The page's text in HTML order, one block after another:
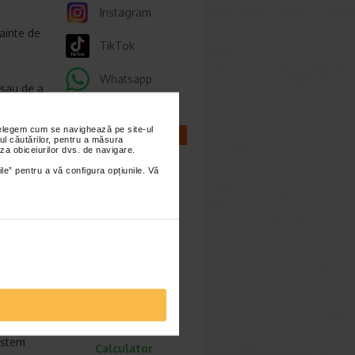
cum se navighează pe site-ul
căutărilor, pentru a măsura
obiceiurilor dvs. de navigare.
pentru a vă configura opțiunile. Vă
de
de a
cu
mai
zile.
pe
Instagram
TikTok
Whatsapp
CALCULATOARE
Calculator